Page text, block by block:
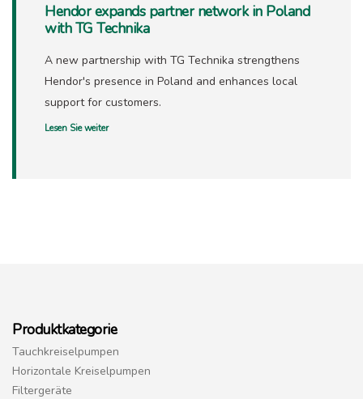
Hendor expands partner network in Poland
with TG Technika
A new partnership with TG Technika strengthens
Hendor's presence in Poland and enhances local
support for customers.
Lesen Sie weiter
Produktkategorie
Tauchkreiselpumpen
Horizontale Kreiselpumpen
Filtergeräte